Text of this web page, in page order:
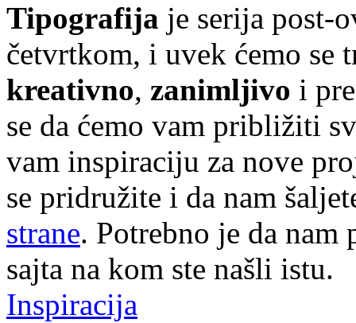
Tipografija je serija post-
četvrtkom, i uvek ćemo se
kreativno, zanimljivo i
se da ćemo vam približiti
vam inspiraciju za nove
se pridružite i da nam
strane. Potrebno je da
sajta na kom ste našli istu.
Inspiracija